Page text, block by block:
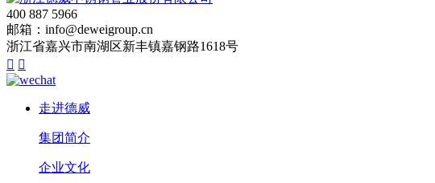
400 887 5966
邮箱：info@deweigroup.cn
浙江省嘉兴市南湖区新丰镇嘉钢路1618号
 
走进德威
集团简介
企业文化